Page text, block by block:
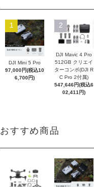
1
DJI Mini 5 Pro
97,000円(税込10
6,700円)
2
DJI Mavic 4 Pro
512GB クリエイ
ターコンボ(DJI R
C Pro 2付属)
547,646円(税込6
02,411円)
おすすめ商品